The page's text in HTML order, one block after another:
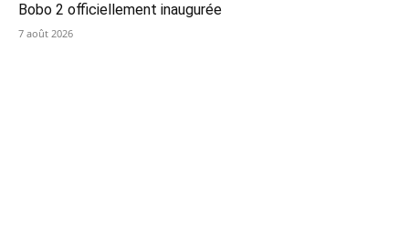
Bobo 2 officiellement inaugurée
7 août 2026